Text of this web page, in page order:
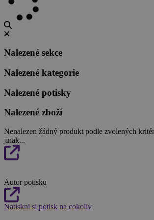
Nalezené sekce
Nalezené kategorie
Nalezené potisky
Nalezené zboží
Nenalezen žádný produkt podle zvolených
jinak...
Autor potisku
Natiskni si potisk na cokoliv